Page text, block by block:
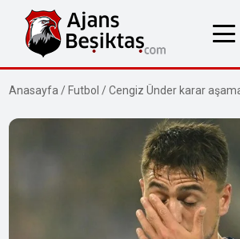
Anasayfa / Futbol /Cengiz Ünder karar